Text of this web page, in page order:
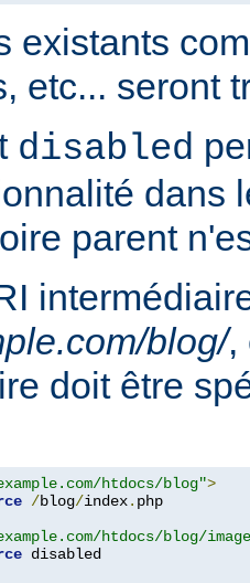
existants
etc... seront
disabled
dans
parent
blog/,
doit être
htdocs/blog">
/blog/index.
htdocs/blog/